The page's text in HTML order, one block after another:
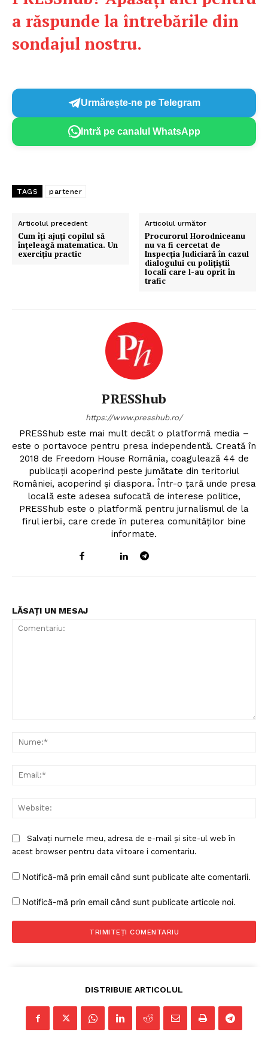
Un proiect
FREEDOM HOUSE ROMÂNIA
a răspunde la întrebările din
sondajul nostru.
Urmărește-ne pe Telegram
Intră pe canalul WhatsApp
TAGS partener
Articolul precedent
Cum îți ajuți copilul să
înțeleagă matematica. Un
exercițiu practic
Articolul următor
Procurorul Horodniceanu
nu va fi cercetat de
Inspecția Judiciară în cazul
dialogului cu polițiștii
locali care l-au oprit în
trafic
PRESShub
https://www.presshub.ro/
PRESShub este mai mult decât o platformă media –
este o portavoce pentru presa independentă. Creată în
2018 de Freedom House România, coagulează 44 de
publicații acoperind peste jumătate din teritoriul
României, acoperind și diaspora. Într-o țară unde presa
locală este adesea sufocată de interese politice,
PRESShub este o platformă pentru jurnalismul de la
firul ierbii, care crede în puterea comunităților bine
informate.
LĂSAȚI UN MESAJ
Salvați numele meu, adresa de e-mail și site-ul web în
acest browser pentru data viitoare i comentariu.
Notifică-mă prin email când sunt publicate alte comentarii.
Notifică-mă prin email când sunt publicate articole noi.
DISTRIBUIE ARTICOLUL